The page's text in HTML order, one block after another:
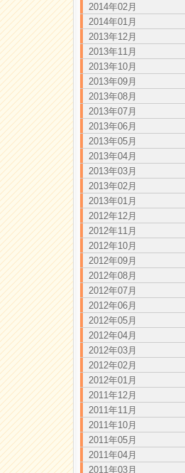
2014年02月
2014年01月
2013年12月
2013年11月
2013年10月
2013年09月
2013年08月
2013年07月
2013年06月
2013年05月
2013年04月
2013年03月
2013年02月
2013年01月
2012年12月
2012年11月
2012年10月
2012年09月
2012年08月
2012年07月
2012年06月
2012年05月
2012年04月
2012年03月
2012年02月
2012年01月
2011年12月
2011年11月
2011年10月
2011年05月
2011年04月
2011年03月